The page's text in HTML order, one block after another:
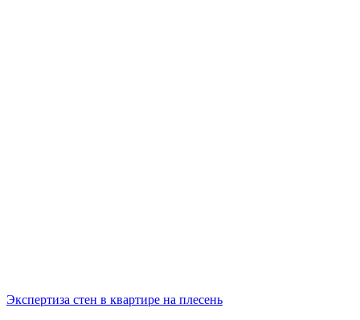
Экспертиза стен в квартире на плесень